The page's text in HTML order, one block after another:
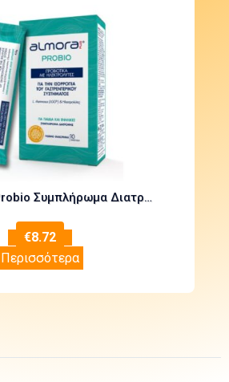
Almora Plus Probio Συμπλήρωμα Διατροφής Προβιοτικών με Ηλεκτρολύτες για την Ισορροπία του Γαστρεντερικού Συστήματος 10 Oral.Sach
€8.72
Περισσότερα